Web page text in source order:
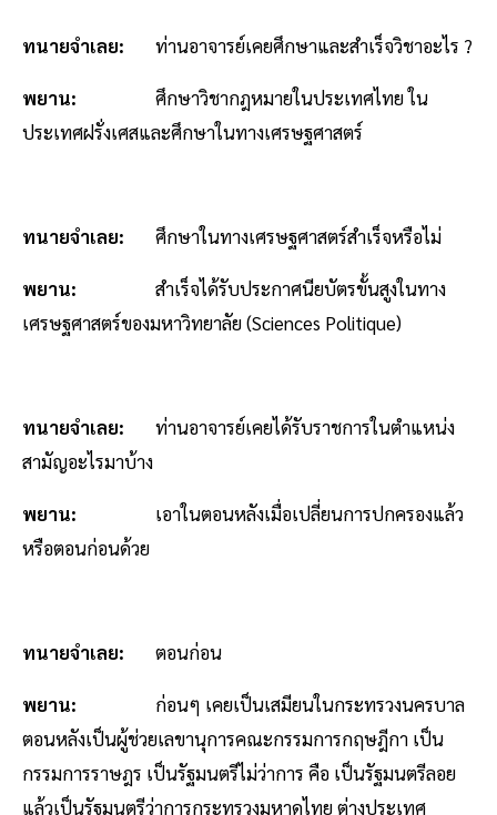
ทนายจำเลย: ท่านอาจารย์เคยศึกษาและสำเร็จวิชาอะไร ?
พยาน:
ศึกษาวิชากฎหมายในประเทศไทย ใน
ประเทศฝรั่งเศสและศึกษาในทางเศรษฐศาสตร์
ทนายจำเลย: ศึกษาในทางเศรษฐศาสตร์สำเร็จหรือไม่
พยาน:
สำเร็จได้รับประกาศนียบัตรขั้นสูงในทาง
เศรษฐศาสตร์ของมหาวิทยาลัย (Sciences Politique)
ทนายจำเลย:
ท่านอาจารย์เคยได้รับราชการในตำแหน่ง
สามัญอะไรมาบ้าง
พยาน:
เอาในตอนหลังเมื่อเปลี่ยนการปกครองแล้ว
หรือตอนก่อนด้วย
ทนายจำเลย: ตอนก่อน
พยาน:
ก่อนๆ เคยเป็นเสมียนในกระทรวงนครบาล
ตอนหลังเป็นผู้ช่วยเลขานุการคณะกรรมการกฤษฎีกา เป็น
กรรมการราษฎร เป็นรัฐมนตรีไม่ว่าการ คือ เป็นรัฐมนตรีลอย
แล้วเป็นรัฐมนตรีว่าการกระทรวงมหาดไทย ต่างประเทศ